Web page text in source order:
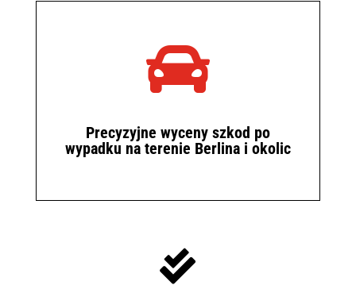

Precyzyjne wyceny szkod po
wypadku na terenie Berlina i okolic
